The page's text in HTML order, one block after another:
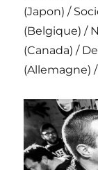
(Japon) /
(Belgique) /
(Canada) /
(Allemagne)